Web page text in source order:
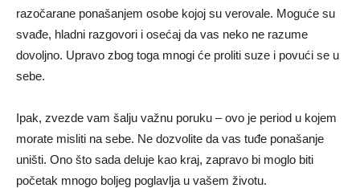
razočarane ponašanjem osobe kojoj su verovale. Moguće su
svađe, hladni razgovori i osećaj da vas neko ne razume
dovoljno. Upravo zbog toga mnogi će proliti suze i povući se u
sebe.
Ipak, zvezde vam šalju važnu poruku – ovo je period u kojem
morate misliti na sebe. Ne dozvolite da vas tuđe ponašanje
uništi. Ono što sada deluje kao kraj, zapravo bi moglo biti
početak mnogo boljeg poglavlja u vašem životu.